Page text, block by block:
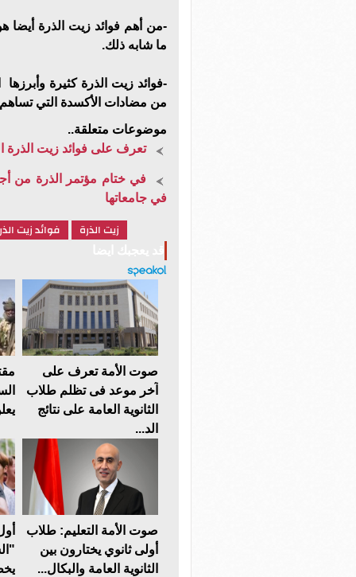
-من أهم فوائد زيت الذرة أيضا
ما شابه ذلك.
-فوائد زيت الذرة كثيرة
من مضادات الأكسدة التي
موضوعات متعلقة..
تعرف على فوائد زيت
في جامعاتها
زيت الذرة فوائد زيت
صوت الأمة تعرف على
آخر موعد فى تظلم طلاب
الثانوية العامة على نتائج
الد...
صوت الأمة التعليم: طلاب
أولى ثانوي يختارون بين
الثانوية العامة والبكال...